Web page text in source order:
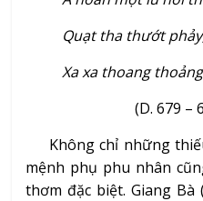
Quạt tha thướt
Xa xa thoang
(D. 679 –
Không chỉ những
mệnh phụ phu nhân
thơm đặc biệt. Giang Bà